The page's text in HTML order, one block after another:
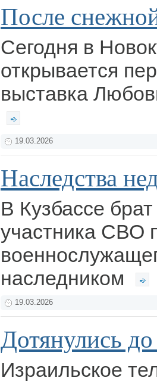
После
Сегодня в
открывается
выставка
19.03.2026
Наследства
В Кузбассе
участника СВО
наследником
19.03.2026
Дотянулись
Израильское